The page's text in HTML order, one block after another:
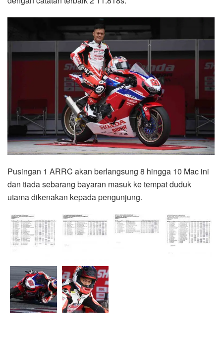
Pusingan 1 ARRC akan berlangsung 8 hingga 10 Mac ini
dan tiada sebarang bayaran masuk ke tempat duduk
utama dikenakan kepada pengunjung.